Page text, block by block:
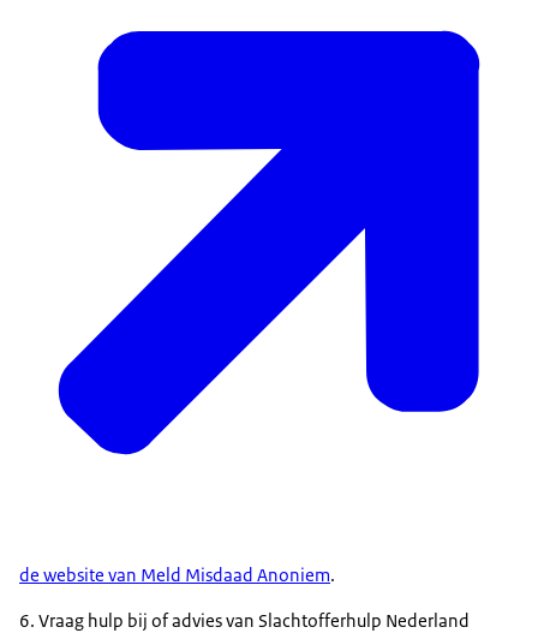
de website van Meld Misdaad Anoniem.
6. Vraag hulp bij of advies van Slachtofferhulp Nederland